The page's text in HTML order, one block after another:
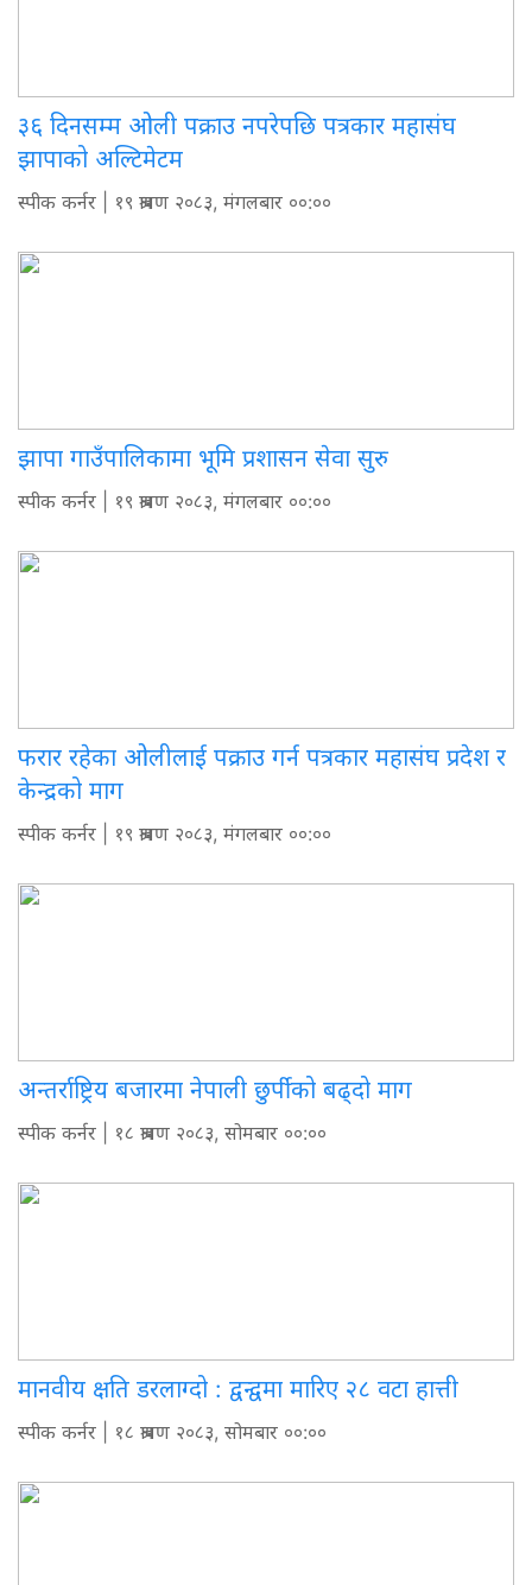
३६ दिनसम्म ओली पक्राउ नपरेपछि पत्रकार महासंघ
झापाको अल्टिमेटम
स्पीक कर्नर | १९ श्रावण २०८३, मंगलबार ००:००
झापा गाउँपालिकामा भूमि प्रशासन सेवा सुरु
स्पीक कर्नर | १९ श्रावण २०८३, मंगलबार ००:००
फरार रहेका ओलीलाई पक्राउ गर्न पत्रकार महासंघ प्रदेश र
केन्द्रको माग
स्पीक कर्नर | १९ श्रावण २०८३, मंगलबार ००:००
अन्तर्राष्ट्रिय बजारमा नेपाली छुर्पीको बढ्दो माग
स्पीक कर्नर | १८ श्रावण २०८३, सोमबार ००:००
मानवीय क्षति डरलाग्दो : द्वन्द्वमा मारिए २८ वटा हात्ती
स्पीक कर्नर | १८ श्रावण २०८३, सोमबार ००:००